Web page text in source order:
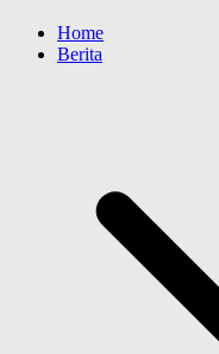
Home
Berita